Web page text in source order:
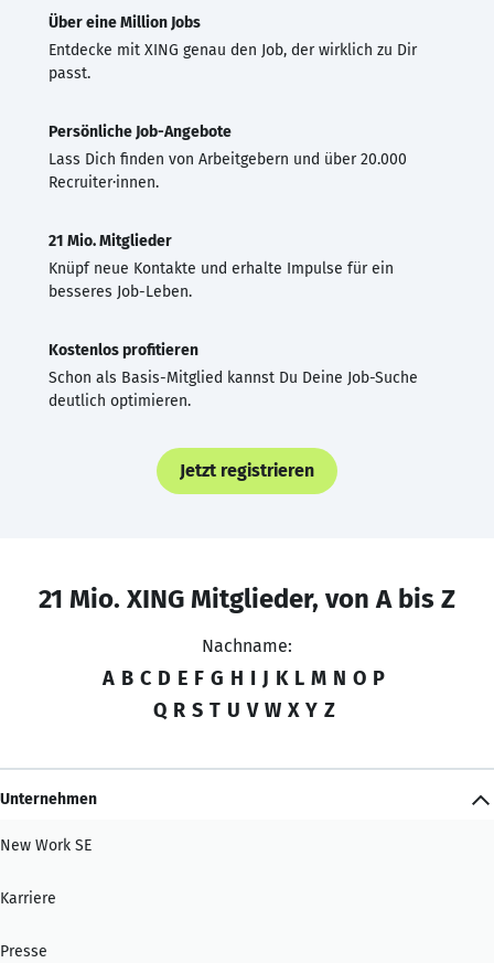
Über eine Million Jobs
Entdecke mit XING genau den Job, der wirklich zu Dir
passt.
Persönliche Job-Angebote
Lass Dich finden von Arbeitgebern und über 20.000
Recruiter·innen.
21 Mio. Mitglieder
Knüpf neue Kontakte und erhalte Impulse für ein
besseres Job-Leben.
Kostenlos profitieren
Schon als Basis-Mitglied kannst Du Deine Job-Suche
deutlich optimieren.
Jetzt registrieren
21 Mio. XING Mitglieder, von A bis Z
Nachname:
A B C D E F G H I J K L M N O P
Q R S T U V W X Y Z
Unternehmen
New Work SE
Karriere
Presse